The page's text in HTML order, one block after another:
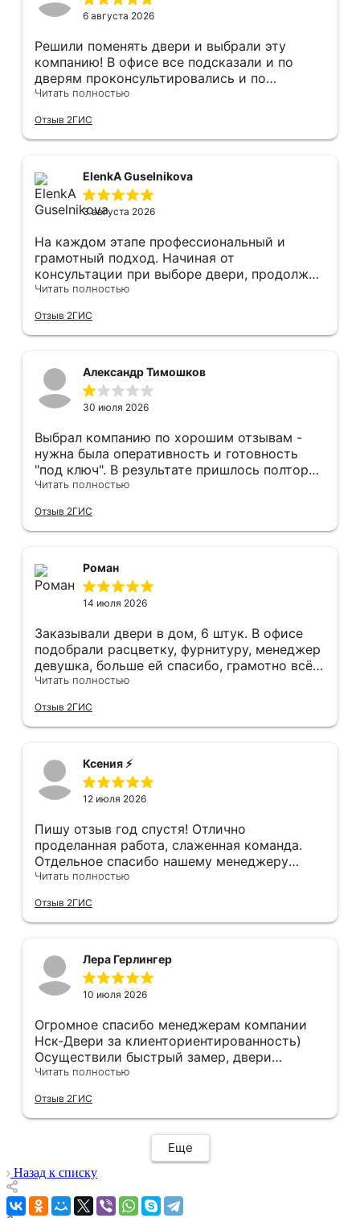
6 августа 2026
Решили поменять двери и выбрали эту
компанию! В офисе все подсказали и по
дверям проконсультировались и по
фурнитуре. Анастасия ответила на все
Монтаж быстро, качественно и аккуратно,
Сергея прямо рекомендую! С утра до
мусор убирает после монтажа. Рекомендую!
Читать полностью
Отзыв 2ГИС
ElenkA Guselnikova
3 августа 2026
На каждом этапе профессиональный и
грамотный подход. Начиная от
консультации при выборе двери, продолжая
оперативным замером, завершая быстрой и
оформление двери - отдельное спасибо!
Рекомендуем и планируем в дальнейшем, по
Читать полностью
Отзыв 2ГИС
Александр Тимошков
30 июля 2026
Выбрал компанию по хорошим отзывам -
нужна была оперативность и готовность
"под ключ". В результате пришлось полтора
часа потратить на уборку подъезда, так как
"утилизация старой двери" не входит
уборка выломанного деревянного косяка и
После предъявления претензии менеджеру
получил только недовольный звонок от
монтажника, никаких извинений и попыток
менеджером специально обговаривал, что
нужна утилизация, мне это затруднительно -
ограниченные физические возможности...
Дополнение на следующий день - отберите
пол в квартире (явно положили не
остановившуюся диском вниз) и само
где-то краску подъездную обтёрли... К
качеству двери тоже претензии - порог
нержавеющий, обклеен плёнкой, которую
порога наклеен на эту плёнку...
Читать полностью
Отзыв 2ГИС
Роман
14 июля 2026
Заказывали двери в дом, 6 штук. В офисе
подобрали расцветку, фурнитуру, менеджер
девушка, больше ей спасибо, грамотно всё
подсказывала и советовала. Парни
филигранно установили, много видел других
дверей, в которых видны запилы, щели, но
корабле, не к чему придраться. Мы с женой
довольны, спасибо!!!!
Читать полностью
Отзыв 2ГИС
Ксения ⚡️
12 июля 2026
Пишу отзыв год спустя! Отлично
проделанная работа, слаженная команда.
Отдельное спасибо нашему менеджеру
Анастасии, помогла сделать выбор, от
профессионально, рекомендую.
Читать полностью
Отзыв 2ГИС
Лера Герлингер
10 июля 2026
Огромное спасибо менеджерам компании
Нск-Двери за клиенториентированность)
Осуществили быстрый замер, двери
оказались в наличии. По доставке
компанию, где я могу указать удобный для
меня интервал времени, а не ждать весь
день🙏 Не могу не отметить качественный
монтаж дверей, спасибо мастеру Антону за
его труд!!!
Читать полностью
Отзыв 2ГИС
Еще
Назад к списку